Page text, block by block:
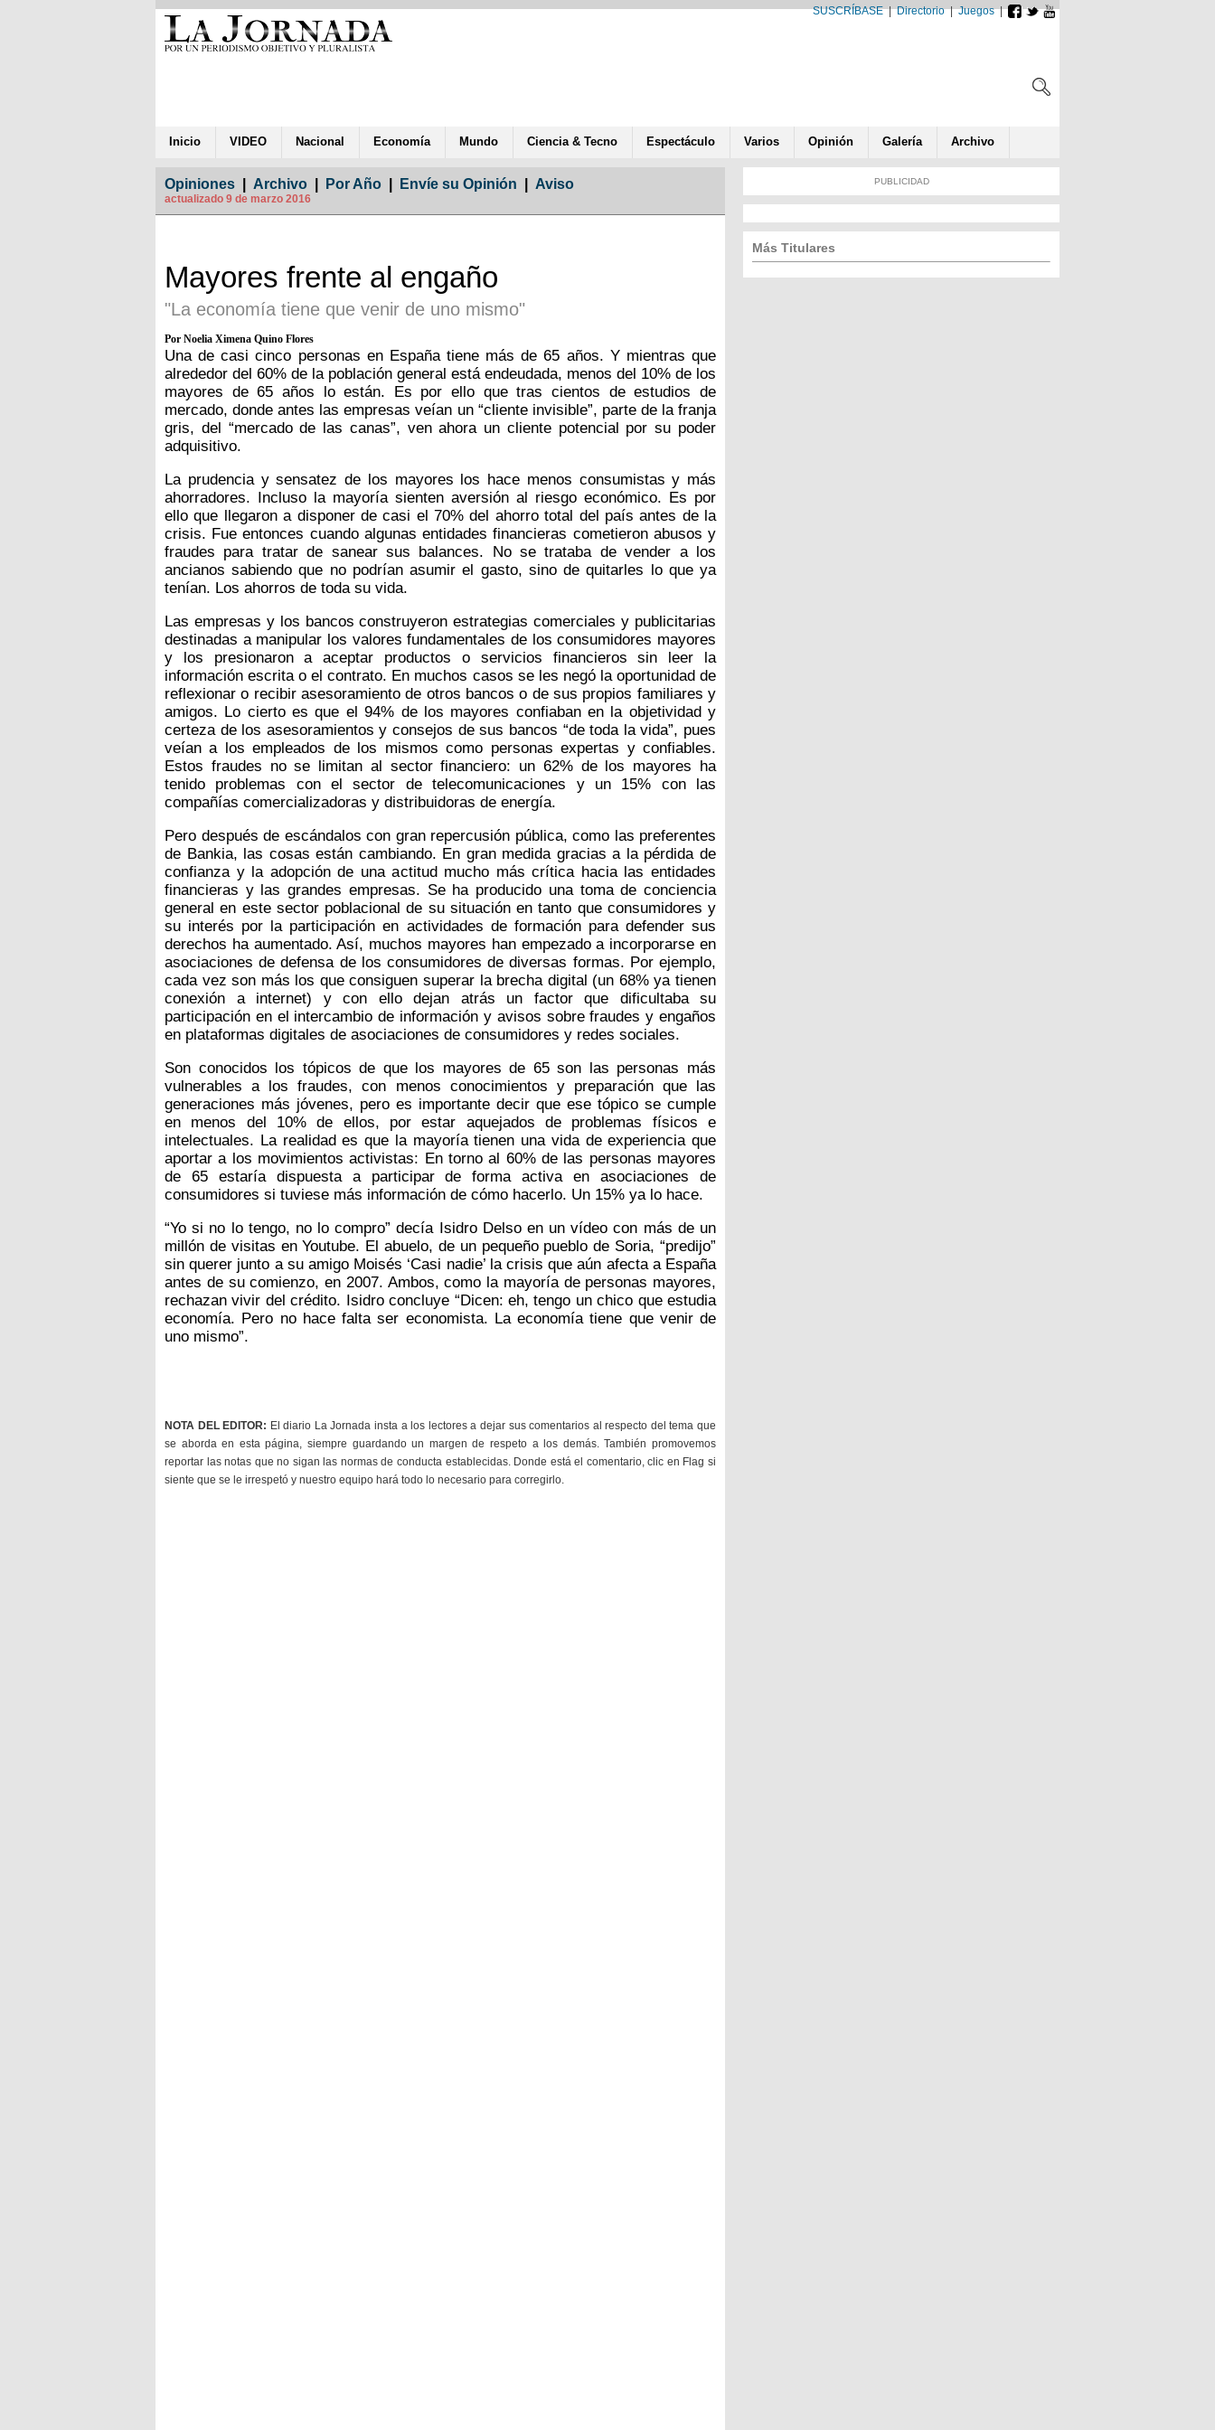
SUSCRÍBASE|Directorio|Juegos|
Inicio VIDEO Nacional Economía Mundo Ciencia & Tecno Espectáculo Varios Opinión Galería Archivo
Opiniones Archivo Por Año Envíe su Opinión Aviso
actualizado 9 de marzo 2016
Mayores frente al engaño
"La economía tiene que venir de uno mismo"
Por Noelia Ximena Quino Flores
Una de casi cinco personas en España tiene más de 65 años. Y mientras que
alrededor del 60% de la población general está endeudada, menos del 10% de los
mayores de 65 años lo están. Es por ello que tras cientos de estudios de
mercado, donde antes las empresas veían un “cliente invisible”, parte de la franja
gris, del “mercado de las canas”, ven ahora un cliente potencial por su poder
adquisitivo.
La prudencia y sensatez de los mayores los hace menos consumistas y más
ahorradores. Incluso la mayoría sienten aversión al riesgo económico. Es por
ello que llegaron a disponer de casi el 70% del ahorro total del país antes de la
crisis. Fue entonces cuando algunas entidades financieras cometieron abusos y
fraudes para tratar de sanear sus balances. No se trataba de vender a los
ancianos sabiendo que no podrían asumir el gasto, sino de quitarles lo que ya
tenían. Los ahorros de toda su vida.
Las empresas y los bancos construyeron estrategias comerciales y publicitarias
destinadas a manipular los valores fundamentales de los consumidores mayores
y los presionaron a aceptar productos o servicios financieros sin leer la
información escrita o el contrato. En muchos casos se les negó la oportunidad de
reflexionar o recibir asesoramiento de otros bancos o de sus propios familiares y
amigos. Lo cierto es que el 94% de los mayores confiaban en la objetividad y
certeza de los asesoramientos y consejos de sus bancos “de toda la vida”, pues
veían a los empleados de los mismos como personas expertas y confiables.
Estos fraudes no se limitan al sector financiero: un 62% de los mayores ha
tenido problemas con el sector de telecomunicaciones y un 15% con las
compañías comercializadoras y distribuidoras de energía.
Pero después de escándalos con gran repercusión pública, como las preferentes
de Bankia, las cosas están cambiando. En gran medida gracias a la pérdida de
confianza y la adopción de una actitud mucho más crítica hacia las entidades
financieras y las grandes empresas. Se ha producido una toma de conciencia
general en este sector poblacional de su situación en tanto que consumidores y
su interés por la participación en actividades de formación para defender sus
derechos ha aumentado. Así, muchos mayores han empezado a incorporarse en
asociaciones de defensa de los consumidores de diversas formas. Por ejemplo,
cada vez son más los que consiguen superar la brecha digital (un 68% ya tienen
conexión a internet) y con ello dejan atrás un factor que dificultaba su
participación en el intercambio de información y avisos sobre fraudes y engaños
en plataformas digitales de asociaciones de consumidores y redes sociales.
Son conocidos los tópicos de que los mayores de 65 son las personas más
vulnerables a los fraudes, con menos conocimientos y preparación que las
generaciones más jóvenes, pero es importante decir que ese tópico se cumple
en menos del 10% de ellos, por estar aquejados de problemas físicos e
intelectuales. La realidad es que la mayoría tienen una vida de experiencia que
aportar a los movimientos activistas: En torno al 60% de las personas mayores
de 65 estaría dispuesta a participar de forma activa en asociaciones de
consumidores si tuviese más información de cómo hacerlo. Un 15% ya lo hace.
“Yo si no lo tengo, no lo compro” decía Isidro Delso en un vídeo con más de un
millón de visitas en Youtube. El abuelo, de un pequeño pueblo de Soria, “predijo”
sin querer junto a su amigo Moisés ‘Casi nadie’ la crisis que aún afecta a España
antes de su comienzo, en 2007. Ambos, como la mayoría de personas mayores,
rechazan vivir del crédito. Isidro concluye “Dicen: eh, tengo un chico que estudia
economía. Pero no hace falta ser economista. La economía tiene que venir de
uno mismo”.
NOTA DEL EDITOR: El diario La Jornada insta a los lectores a dejar sus comentarios al respecto del tema que
se aborda en esta página, siempre guardando un margen de respeto a los demás. También promovemos
reportar las notas que no sigan las normas de conducta establecidas. Donde está el comentario, clic en Flag si
siente que se le irrespetó y nuestro equipo hará todo lo necesario para corregirlo.
PUBLICIDAD
Más Titulares